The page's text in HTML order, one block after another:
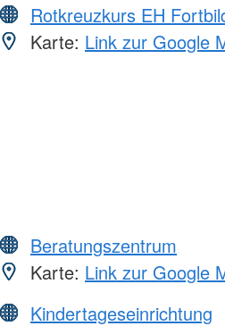
Rotkreuzkurs EH
Karte: Link zur Google
Beratungszentrum
Karte: Link zur Google
Kindertageseinrichtung